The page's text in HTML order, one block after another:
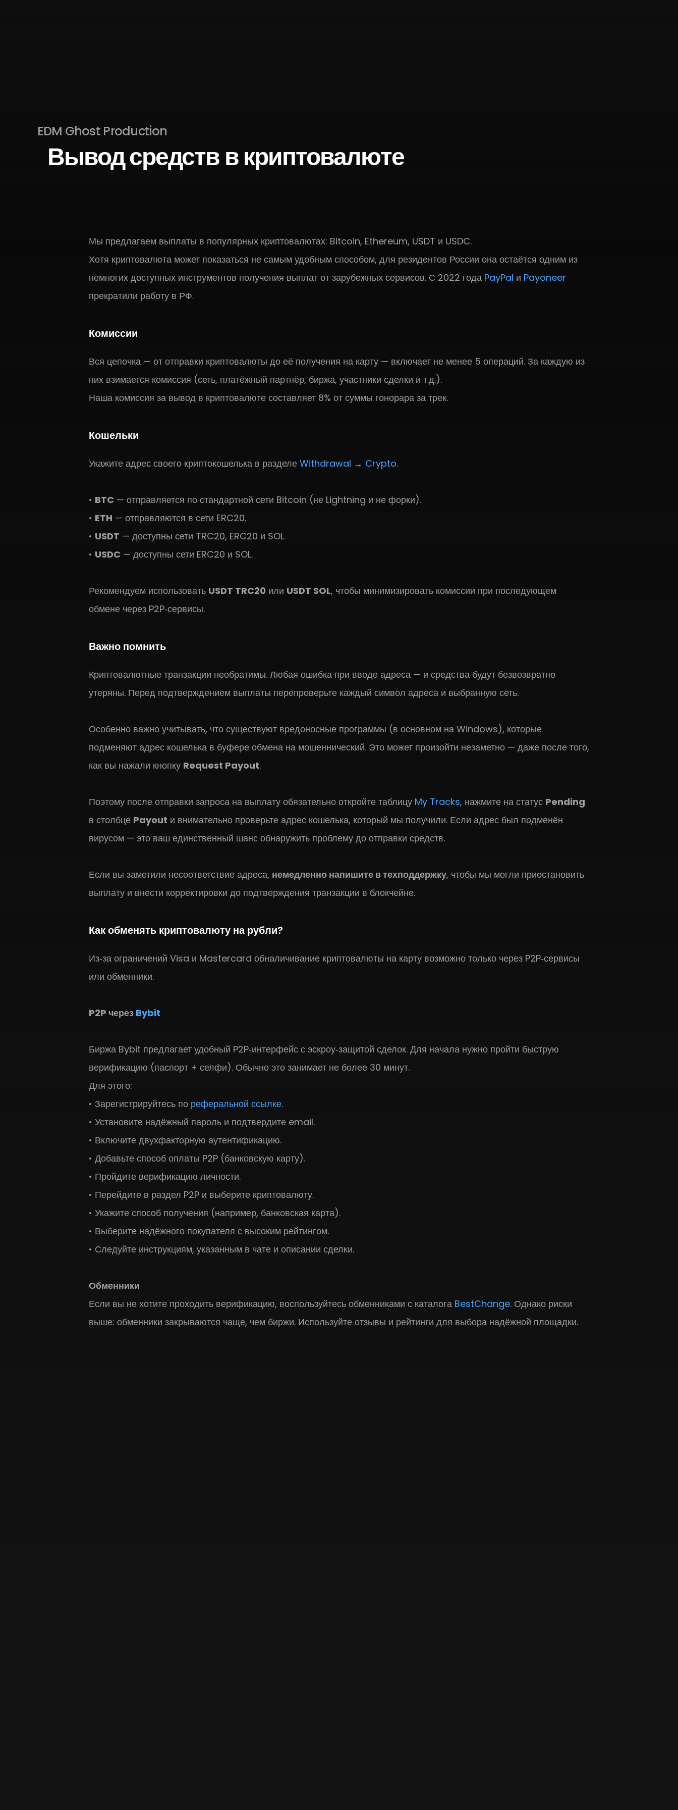
EDM Ghost Production
Вывод средств в криптовалюте
Мы предлагаем выплаты в популярных криптовалютах: Bitcoin, Ethereum, USDT и USDC.
Хотя криптовалюта может показаться не самым удобным способом, для резидентов России она остаётся одним из
немногих доступных инструментов получения выплат от зарубежных сервисов. С 2022 года PayPal и Payoneer
прекратили работу в РФ.
Комиссии
Вся цепочка — от отправки криптовалюты до её получения на карту — включает не менее 5 операций. За каждую из
них взимается комиссия (сеть, платёжный партнёр, биржа, участники сделки и т.д.).
Наша комиссия за вывод в криптовалюте составляет 8% от суммы гонорара за трек.
Кошельки
Укажите адрес своего криптокошелька в разделе Withdrawal → Crypto.
BTC — отправляется по стандартной сети Bitcoin (не Lightning и не форки).
ETH — отправляются в сети ERC20.
USDT — доступны сети TRC20, ERC20 и SOL.
USDC — доступны сети ERC20 и SOL.
Рекомендуем использовать USDT TRC20 или USDT SOL, чтобы минимизировать комиссии при последующем
обмене через P2P‑сервисы.
Важно помнить
Криптовалютные транзакции необратимы. Любая ошибка при вводе адреса — и средства будут безвозвратно
утеряны. Перед подтверждением выплаты перепроверьте каждый символ адреса и выбранную сеть.
Особенно важно учитывать, что существуют вредоносные программы (в основном на Windows), которые
подменяют адрес кошелька в буфере обмена на мошеннический. Это может произойти незаметно — даже после того,
как вы нажали кнопку Request Payout.
Поэтому после отправки запроса на выплату обязательно откройте таблицу My Tracks, нажмите на статус Pending
в столбце Payout и внимательно проверьте адрес кошелька, который мы получили. Если адрес был подменён
вирусом — это ваш единственный шанс обнаружить проблему до отправки средств.
Если вы заметили несоответствие адреса, немедленно напишите в техподдержку, чтобы мы могли приостановить
выплату и внести корректировки до подтверждения транзакции в блокчейне.
Как обменять криптовалюту на рубли?
Из‑за ограничений Visa и Mastercard обналичивание криптовалюты на карту возможно только через P2P‑сервисы
или обменники.
P2P через Bybit
Биржа Bybit предлагает удобный P2P‑интерфейс с эскроу‑защитой сделок. Для начала нужно пройти быструю
верификацию (паспорт + селфи). Обычно это занимает не более 30 минут.
Для этого:
Зарегистрируйтесь по реферальной ссылке.
Установите надёжный пароль и подтвердите email.
Включите двухфакторную аутентификацию.
Добавьте способ оплаты P2P (банковскую карту).
Пройдите верификацию личности.
Перейдите в раздел P2P и выберите криптовалюту.
Укажите способ получения (например, банковская карта).
Выберите надёжного покупателя с высоким рейтингом.
Следуйте инструкциям, указанным в чате и описании сделки.
Обменники
Если вы не хотите проходить верификацию, воспользуйтесь обменниками с каталога BestChange. Однако риски
выше: обменники закрываются чаще, чем биржи. Используйте отзывы и рейтинги для выбора надёжной площадки.